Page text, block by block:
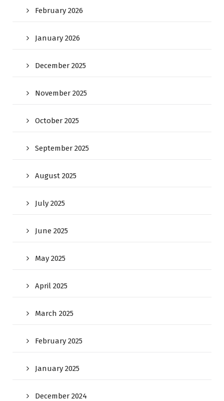
February 2026
January 2026
December 2025
November 2025
October 2025
September 2025
August 2025
July 2025
June 2025
May 2025
April 2025
March 2025
February 2025
January 2025
December 2024